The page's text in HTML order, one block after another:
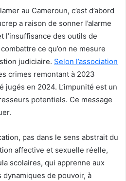
au Cameroun, c’est d’abord
a raison de sonner l’alarme
l’insuffisance des outils de
ce qu’on ne mesure
judiciaire. Selon l’association
crimes remontant à 2023
jugés en 2024. L’impunité est un
potentiels. Ce message
pas dans le sens abstrait du
affective et sexuelle réelle,
scolaires, qui apprenne aux
de pouvoir, à